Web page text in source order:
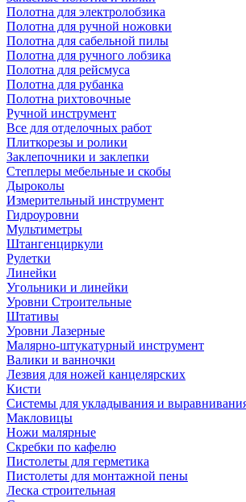
Полотна для электролобзика
Полотна для ручной ножовки
Полотна для сабельной пилы
Полотна для ручного лобзика
Полотна для рейсмуса
Полотна для рубанка
Полотна рихтовочные
Ручной инструмент
Все для отделочных работ
Плиткорезы и ролики
Заклепочники и заклепки
Степлеры мебельные и скобы
Дыроколы
Измерительный инструмент
Гидроуровни
Мультиметры
Штангенциркули
Рулетки
Линейки
Угольники и линейки
Уровни Строительные
Штативы
Уровни Лазерные
Малярно-штукатурный инструмент
Валики и ванночки
Лезвия для ножей канцелярских
Кисти
Системы для укладывания и
Макловицы
Ножи малярные
Скребки по кафелю
Пистолеты для герметика
Пистолеты для монтажной пены
Леска строительная